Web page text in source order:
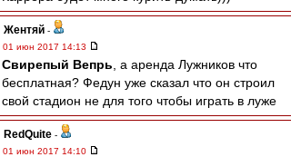
Жентяй -
01 июн 2017 14:13
Свирепый Вепрь , а аренда Лужников что
бесплатная? Федун уже сказал что он строил
свой стадион не для того чтобы играть в луже
RedQuite -
01 июн 2017 14:10